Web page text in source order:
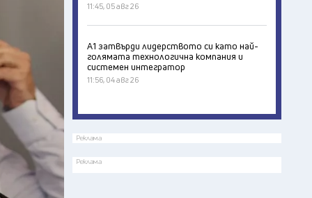
11:45, 05 авг 26
А1 затвърди лидерството си като най-
голямата технологична компания и
системен интегратор
11:56, 04 авг 26
Реклама
Реклама